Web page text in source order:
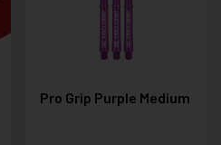
Pro Grip Purple Medium